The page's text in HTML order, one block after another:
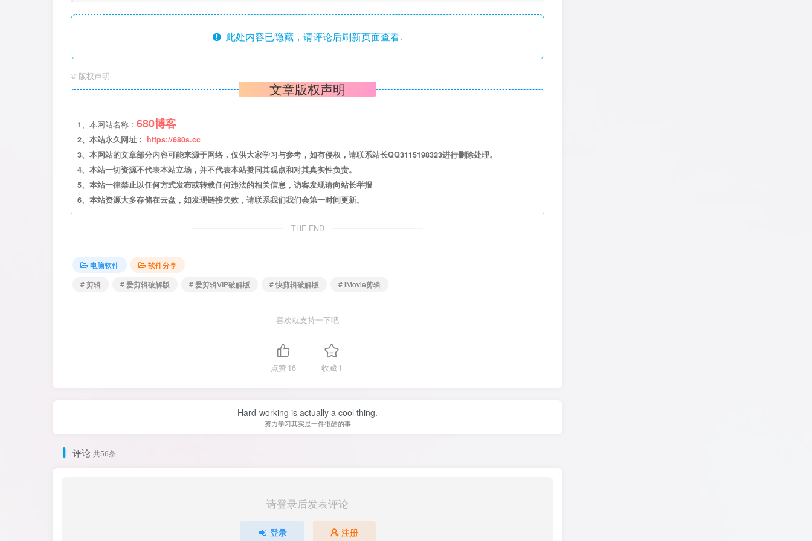
此处内容已隐藏，请评论后刷新页面查看.
© 版权声明
文章版权声明
1、本网站名称： 680博客
2、本站永久网址： https://680s.cc
3、本网站的文章部分内容可能来源于网络，仅供大家学习与参考，如有侵权，请联系站长QQ3115198323进行删除处理。
4、本站一切资源不代表本站立场，并不代表本站赞同其观点和对其真实性负责。
5、本站一律禁止以任何方式发布或转载任何违法的相关信息，访客发现请向站长举报
6、本站资源大多存储在云盘，如发现链接失效，请联系我们我们会第一时间更新。
THE END
电脑软件
软件分享
# 剪辑
# 爱剪辑破解版 # 爱剪辑VIP破解版 # 快剪辑破解版 # iMovie剪辑
喜欢就支持一下吧
点赞16 收藏1
Hard-working is actually a cool thing.
努力学习其实是一件很酷的事
评论 共56条
请登录后发表评论
登录 注册